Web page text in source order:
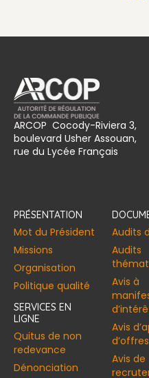
ARCOP Cocody-Riviera 3,
boulevard Usher Assouan,
rue du Lycée Français
PRÉSENTATION
Mot du Président
Missions
Organisation
Politique qualité
SERVICES EN
LIGNE
Quitus de non
redevance
Dénonciation
Audits
Audits
Avis à
Avis
d’offres
Avis de